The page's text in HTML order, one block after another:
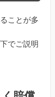
ことが多
でご説明